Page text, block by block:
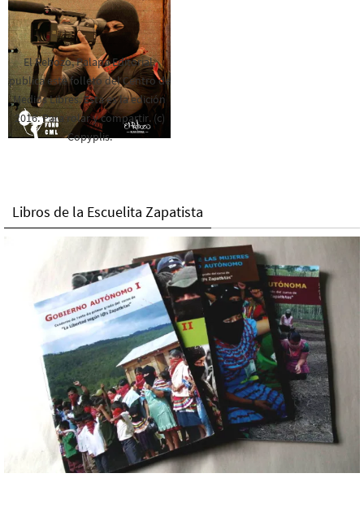
El Rebozo, Palapa Editorial,
publica este folleto del Centro de
Medios Libres. Esta es la edición
2016. Para rolar y compartir. (c)
Copyplis.
Libros de la Escuelita Zapatista